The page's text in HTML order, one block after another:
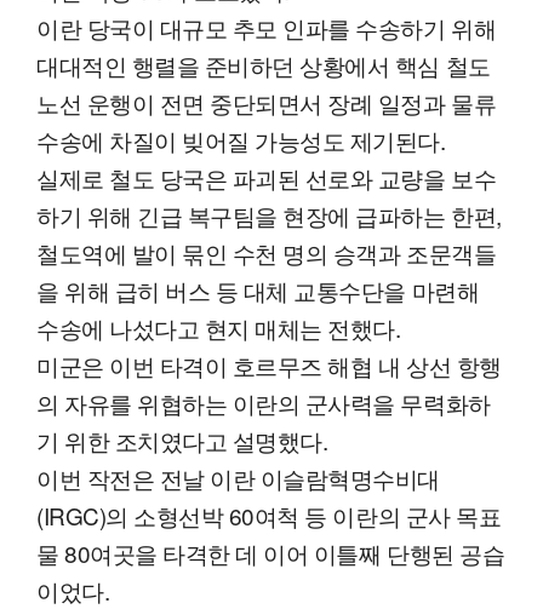
이란 당국이 대규모 추모 인파를 수송하기 위해
대대적인 행렬을 준비하던 상황에서 핵심 철도
노선 운행이 전면 중단되면서 장례 일정과 물류
수송에 차질이 빚어질 가능성도 제기된다.
실제로 철도 당국은 파괴된 선로와 교량을 보수
하기 위해 긴급 복구팀을 현장에 급파하는 한편,
철도역에 발이 묶인 수천 명의 승객과 조문객들
을 위해 급히 버스 등 대체 교통수단을 마련해
수송에 나섰다고 현지 매체는 전했다.
미군은 이번 타격이 호르무즈 해협 내 상선 항행
의 자유를 위협하는 이란의 군사력을 무력화하
기 위한 조치였다고 설명했다.
이번 작전은 전날 이란 이슬람혁명수비대
(IRGC)의 소형선박 60여척 등 이란의 군사 목표
물 80여곳을 타격한 데 이어 이틀째 단행된 공습
이었다.